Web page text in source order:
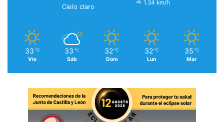
Cielo claro
1.34 km/h
33 ℃
Vie
33 ℃
Sáb
32 ℃
Dom
32 ℃
Lun
35 ℃
Mar